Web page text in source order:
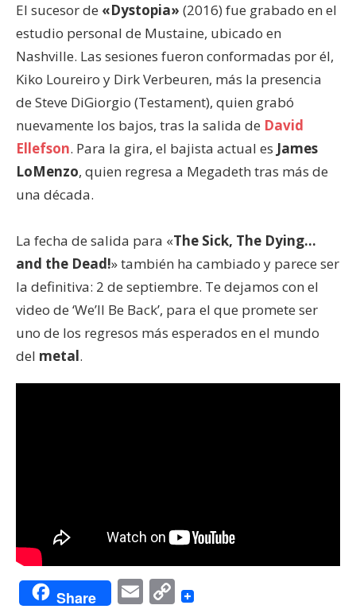
El sucesor de «Dystopia» (2016) fue grabado en el
estudio personal de Mustaine, ubicado en
Nashville. Las sesiones fueron conformadas por él,
Kiko Loureiro y Dirk Verbeuren, más la presencia
de Steve DiGiorgio (Testament), quien grabó
nuevamente los bajos, tras la salida de David
Ellefson. Para la gira, el bajista actual es James
LoMenzo, quien regresa a Megadeth tras más de
una década.
La fecha de salida para «The Sick, The Dying…
and the Dead!» también ha cambiado y parece ser
la definitiva: 2 de septiembre. Te dejamos con el
video de ‘We’ll Be Back’, para el que promete ser
uno de los regresos más esperados en el mundo
del metal.
Share EmailCopy